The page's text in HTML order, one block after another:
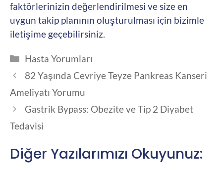
faktörlerinizin değerlendirilmesi ve size en
uygun takip planının oluşturulması için bizimle
iletişime geçebilirsiniz.
Kategoriler
Hasta Yorumları
82 Yaşında Cevriye Teyze Pankreas Kanseri
Ameliyatı Yorumu
Gastrik Bypass: Obezite ve Tip 2 Diyabet
Tedavisi
Diğer Yazılarımızı Okuyunuz: